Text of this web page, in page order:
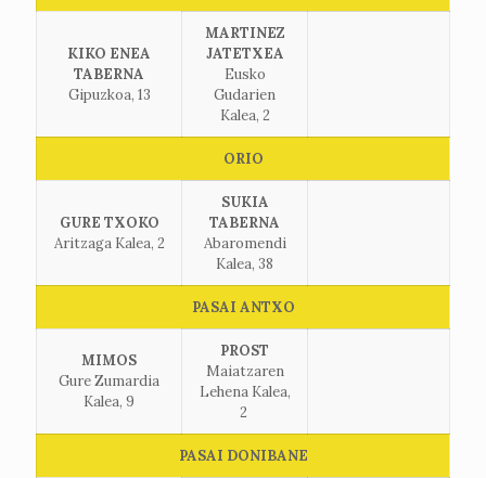
KIKO ENEA
TABERNA
Gipuzkoa, 13
MARTINEZ
JATETXEA
Eusko
Gudarien
Kalea, 2
ORIO
GURE TXOKO
Aritzaga Kalea, 2
SUKIA
TABERNA
Abaromendi
Kalea, 38
PASAI ANTXO
MIMOS
Gure Zumardia
Kalea, 9
PROST
Maiatzaren
Lehena Kalea,
2
PASAI DONIBANE